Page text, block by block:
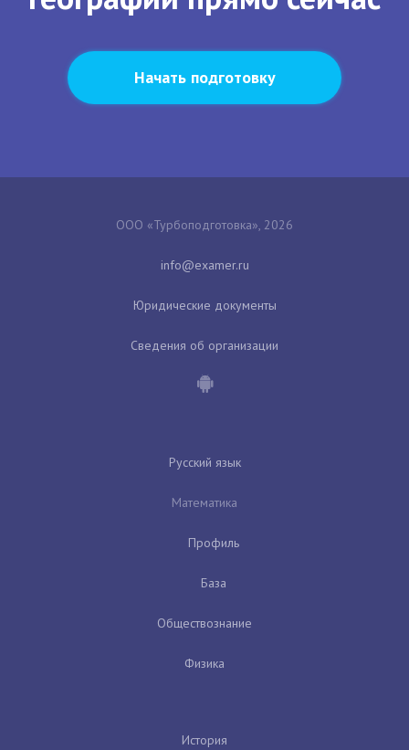
Начать подготовку
ООО «Турбоподготовка», 2026
Юридические документы
Сведения об организации
Русский язык
Математика
Профиль
База
Обществознание
Физика
История